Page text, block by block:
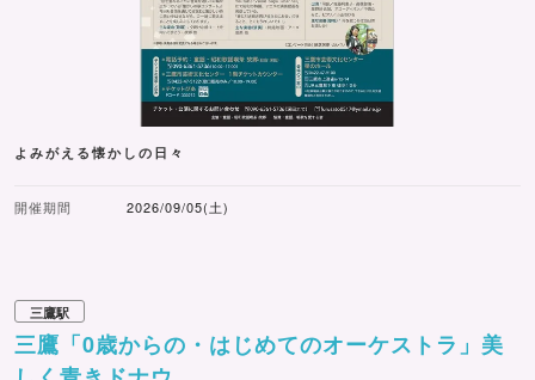
よみがえる懐かしの日々
開催期間 2026/09/05(土)
三鷹駅
三鷹「0歳からの・はじめてのオーケストラ」美